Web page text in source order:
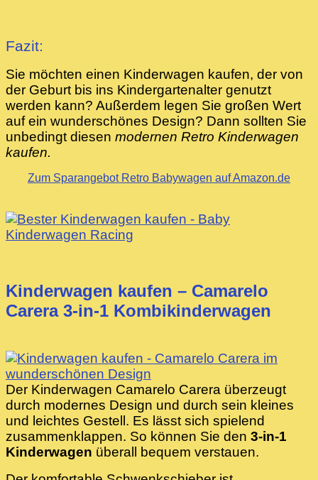
Fazit:
Sie möchten einen Kinderwagen kaufen, der von
der Geburt bis ins Kindergartenalter genutzt
werden kann? Außerdem legen Sie großen Wert
auf ein wunderschönes Design? Dann sollten Sie
unbedingt diesen modernen Retro Kinderwagen
kaufen.
Zum Sparangebot Retro Babywagen auf Amazon.de
Kinderwagen kaufen – Camarelo
Carera 3-in-1 Kombikinderwagen
Der Kinderwagen Camarelo Carera überzeugt
durch modernes Design und durch sein kleines
und leichtes Gestell. Es lässt sich spielend
zusammenklappen. So können Sie den 3-in-1
Kinderwagen überall bequem verstauen.